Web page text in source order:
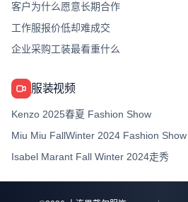
客户为什么愿意长期合作
工作服报价低却难成交
企业采购工装最看重什么
服装视频
Kenzo 2025春夏 Fashion Show
Miu Miu FallWinter 2024 Fashion Show
Isabel Marant Fall Winter 2024走秀